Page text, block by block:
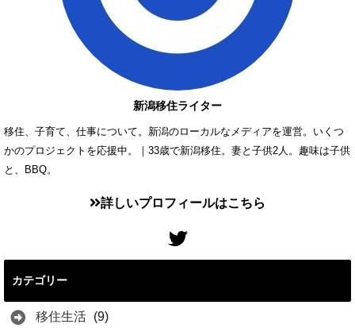
新潟移住ライター
移住、子育て、仕事について。新潟のローカルなメディアを運営。いくつ
かのプロジェクトを応援中。｜33歳で新潟移住。妻と子供2人。趣味は子供
と、BBQ。
詳しいプロフィールはこちら
カテゴリー
移住生活 (9)